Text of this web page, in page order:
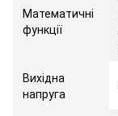
Математичні
функції
Вихідна
напруга